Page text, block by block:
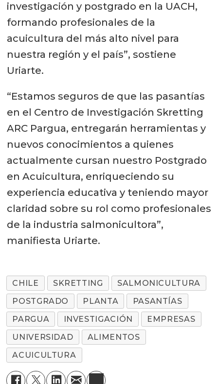
investigación y postgrado en la UACH,
formando profesionales de la
acuicultura del más alto nivel para
nuestra región y el país”, sostiene
Uriarte.
“Estamos seguros de que las pasantías
en el Centro de Investigación Skretting
ARC Pargua, entregarán herramientas y
nuevos conocimientos a quienes
actualmente cursan nuestro Postgrado
en Acuicultura, enriqueciendo su
experiencia educativa y teniendo mayor
claridad sobre su rol como profesionales
de la industria salmonicultora”,
manifiesta Uriarte.
CHILE SKRETTING
SALMONICULTURA
POSTGRADO
PLANTA
PASANTÍAS
PARGUA
INVESTIGACIÓN
EMPRESAS
UNIVERSIDAD
ALIMENTOS
ACUICULTURA